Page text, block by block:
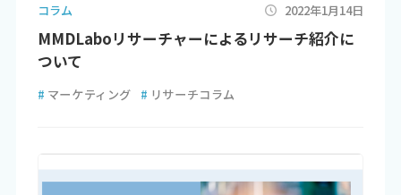
コラム 2022年1月14日
MMDLaboリサーチャーによるリサーチ紹介に
ついて
# マーケティング # リサーチコラム